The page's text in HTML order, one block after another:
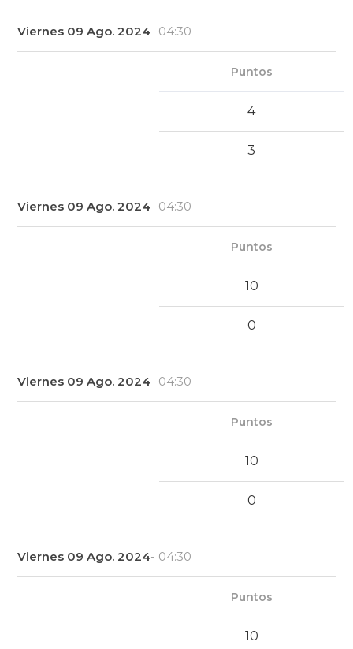
Viernes 09 Ago. 2024- 04:30
Puntos
4
3
Viernes 09 Ago. 2024- 04:30
Puntos
10
0
Viernes 09 Ago. 2024- 04:30
Puntos
10
0
Viernes 09 Ago. 2024- 04:30
Puntos
10